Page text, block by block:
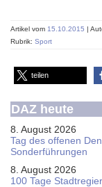
Artikel vom 15.10.2015 |
Rubrik: Sport
teilen
DAZ heute
8. August 2026
Tag des offenen
Sonderführungen
8. August 2026
100 Tage